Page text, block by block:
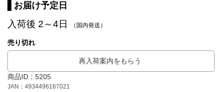
お届け予定日
入荷後 2～4日 （国内発送）
売り切れ
再入荷案内をもらう
商品ID：5205
JAN：4934496167021